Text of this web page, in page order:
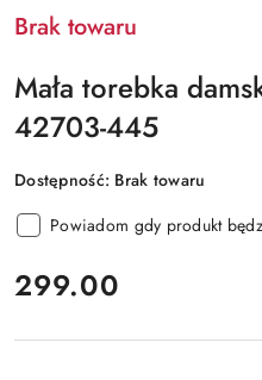
Brak towaru
Mała torebka
42703-445
Dostępność: Brak towaru
Powiadom gdy produkt
cena:
299.00